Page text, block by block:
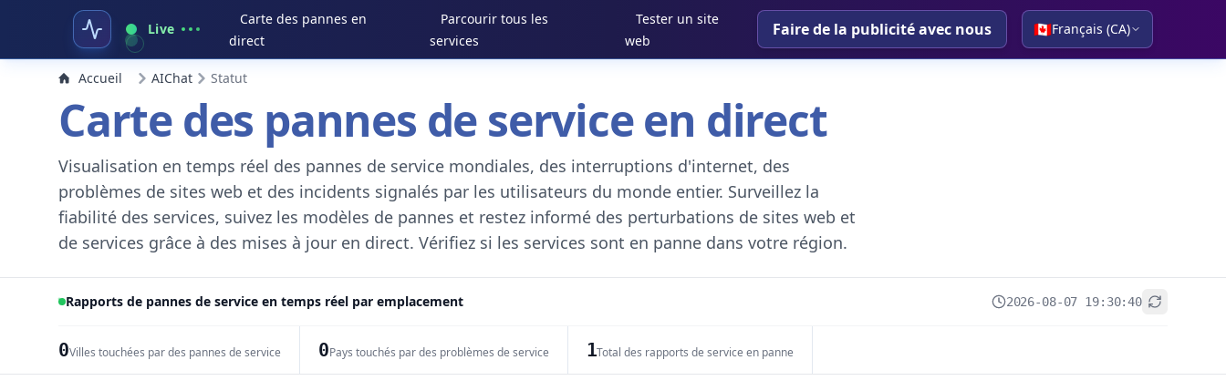
Live
Carte des pannes en
direct
Parcourir tous les
services
Tester un site
web
Faire de la publicité avec nous 🇨🇦Français (CA)
Accueil AIChat Statut
Carte des pannes de service en direct
Visualisation en temps réel des pannes de service mondiales, des interruptions d'internet, des
problèmes de sites web et des incidents signalés par les utilisateurs du monde entier. Surveillez la
fiabilité des services, suivez les modèles de pannes et restez informé des perturbations de sites web et
de services grâce à des mises à jour en direct. Vérifiez si les services sont en panne dans votre région.
Rapports de pannes de service en temps réel par emplacement 2026-08-07 19:30:40
0Villes touchées par des pannes de service 0Pays touchés par des problèmes de service 1Total des rapports de service en panne